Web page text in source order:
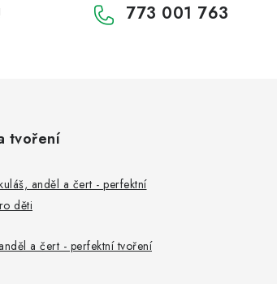
773 001 763
tvoření
anděl a čert - perfektní
děti
a čert - perfektní tvoření